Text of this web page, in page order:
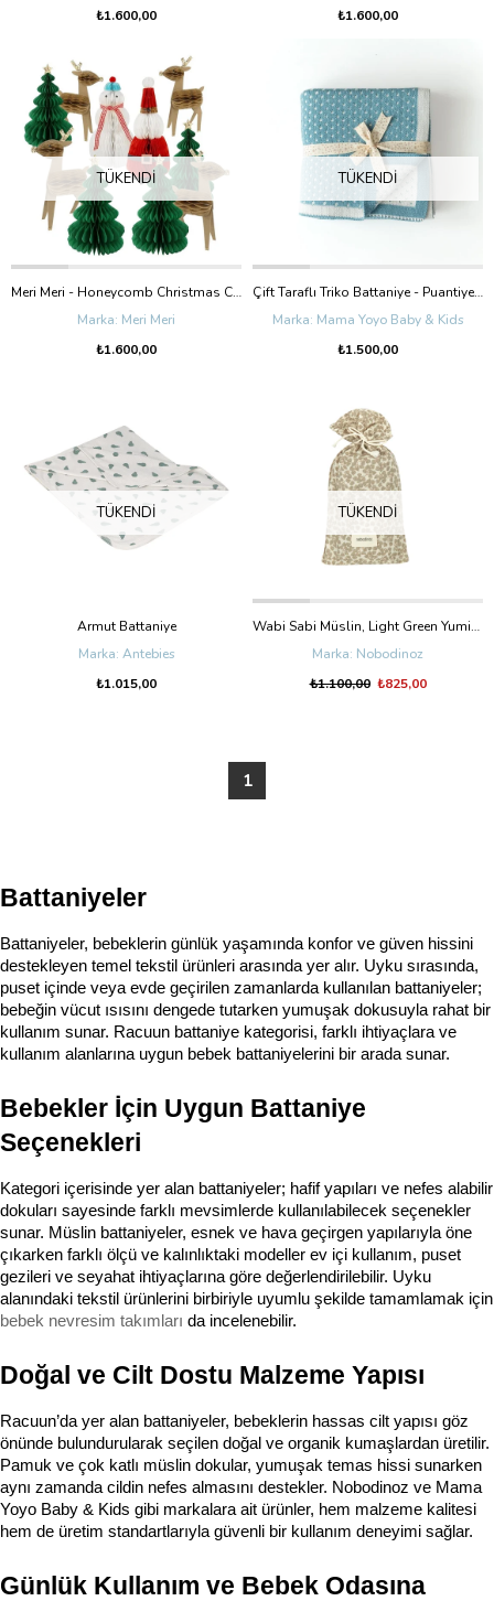
₺1.600,00 ₺1.600,00
TÜKENDI
Meri Meri - Honeycomb Christmas Characters - Petekli Yeni Yıl Karakterleri - 10'Lu
Meri Meri
₺1.600,00
TÜKENDI
Çift Taraflı Triko Battaniye - Puantiye - Petrol
Mama Yoyo Baby & Kids
₺1.500,00
TÜKENDI
Armut Battaniye
Antebies
₺1.015,00
TÜKENDI
Wabi Sabi Müslin, Light Green Yumiko
Nobodinoz
₺825,00
₺1.100,00
1
Battaniyeler
Battaniyeler, bebeklerin günlük yaşamında konfor ve güven hissini
destekleyen temel tekstil ürünleri arasında yer alır. Uyku sırasında,
puset içinde veya evde geçirilen zamanlarda kullanılan battaniyeler;
bebeğin vücut ısısını dengede tutarken yumuşak dokusuyla rahat bir
kullanım sunar. Racuun battaniye kategorisi, farklı ihtiyaçlara ve
kullanım alanlarına uygun bebek battaniyelerini bir arada sunar.
Bebekler İçin Uygun Battaniye
Seçenekleri
Kategori içerisinde yer alan battaniyeler; hafif yapıları ve nefes alabilir
dokuları sayesinde farklı mevsimlerde kullanılabilecek seçenekler
sunar. Müslin battaniyeler, esnek ve hava geçirgen yapılarıyla öne
çıkarken farklı ölçü ve kalınlıktaki modeller ev içi kullanım, puset
gezileri ve seyahat ihtiyaçlarına göre değerlendirilebilir. Uyku
bebek nevresim takımları da incelenebilir.
Doğal ve Cilt Dostu Malzeme Yapısı
Racuun’da yer alan battaniyeler, bebeklerin hassas cilt yapısı göz
önünde bulundurularak seçilen doğal ve organik kumaşlardan üretilir.
Pamuk ve çok katlı müslin dokular, yumuşak temas hissi sunarken
aynı zamanda cildin nefes almasını destekler. Nobodinoz ve Mama
Yoyo Baby & Kids gibi markalara ait ürünler, hem malzeme kalitesi
hem de üretim standartlarıyla güvenli bir kullanım deneyimi sağlar.
Günlük Kullanım ve Bebek Odasına